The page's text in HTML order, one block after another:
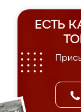
ЕСТЬ